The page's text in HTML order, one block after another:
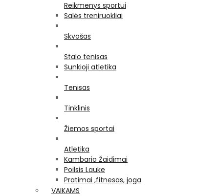
Reikmenys sportui
Salės treniruokliai
Skvošas
Stalo tenisas
Sunkioji atletika
Tenisas
Tinklinis
Žiemos sportai
Atletika
Kambario Žaidimai
Poilsis Lauke
Pratimai ,fitnesas, joga
VAIKAMS